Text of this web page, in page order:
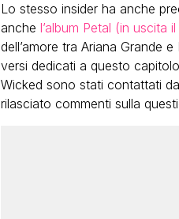
Lo stesso insider ha anche
anche l’album Petal (in uscita
dell’amore tra Ariana Grande
versi dedicati a questo
Wicked sono stati contattati
rilasciato commenti sulla